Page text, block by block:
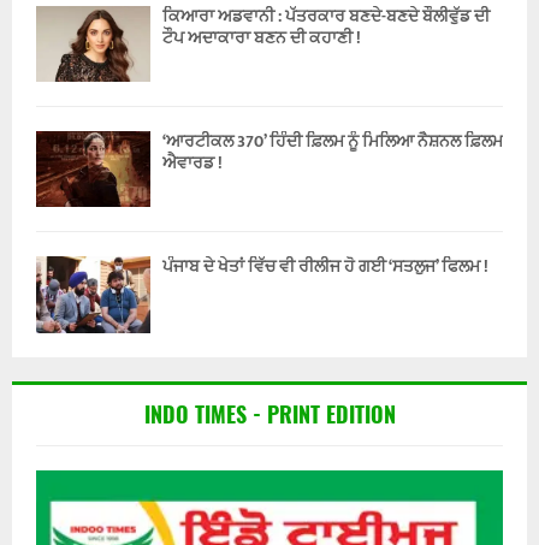
ਕਿਆਰਾ ਅਡਵਾਨੀ : ਪੱਤਰਕਾਰ ਬਣਦੇ-ਬਣਦੇ ਬੌਲੀਵੁੱਡ ਦੀ
ਟੌਪ ਅਦਾਕਾਰਾ ਬਣਨ ਦੀ ਕਹਾਣੀ !
‘ਆਰਟੀਕਲ 370’ ਹਿੰਦੀ ਫ਼ਿਲਮ ਨੂੰ ਮਿਲਿਆ ਨੈਸ਼ਨਲ ਫ਼ਿਲਮ
ਐਵਾਰਡ !
ਪੰਜਾਬ ਦੇ ਖੇਤਾਂ ਵਿੱਚ ਵੀ ਰੀਲੀਜ ਹੋ ਗਈ ‘ਸਤਲੁਜ’ ਫਿਲਮ !
INDO TIMES - PRINT EDITION